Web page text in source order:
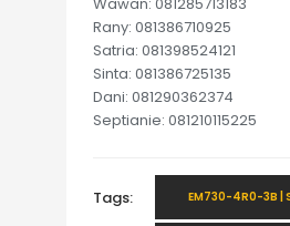
Rany: 081386710925
Satria: 081398524121
Sinta: 081386725135
Dani: 081290362374
Septianie: 081210115225
Tags: EM730-4R0-3B |